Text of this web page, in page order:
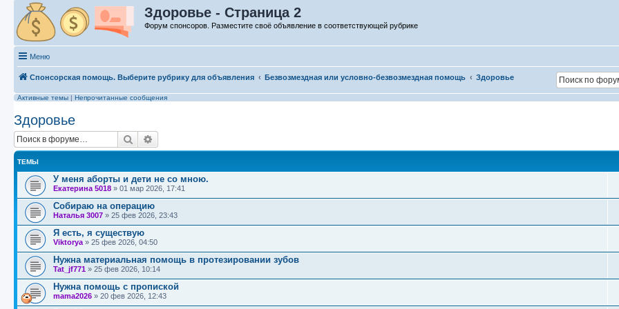
Здоровье - Страница 2
Форум спонсоров. Разместите своё объявление в соответствующей рубрике
Меню
Спонсорская помощь. Выберите рубрику для объявления Безвозмездная или условно-безвозмездная помощь Здоровье
Активные темы | Непрочитанные сообщения
Здоровье
Поиск
ТЕМЫ
У меня аборты и дети не со мною.
Eкатерина 5018 » 01 мар 2026, 17:41
Собираю на операцию
Наталья 3007 » 25 фев 2026, 23:43
Я есть, я существую
Viktorya » 25 фев 2026, 04:50
Нужна материальная помощь в протезировании зубов
Tat_jf771 » 25 фев 2026, 10:14
Нужна помощь с пропиской
mama2026 » 20 фев 2026, 12:43